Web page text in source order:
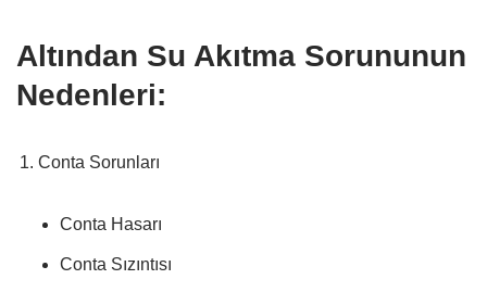
Altından Su Akıtma Sorununun
Nedenleri:
Conta Sorunları
Conta Hasarı
Conta Sızıntısı